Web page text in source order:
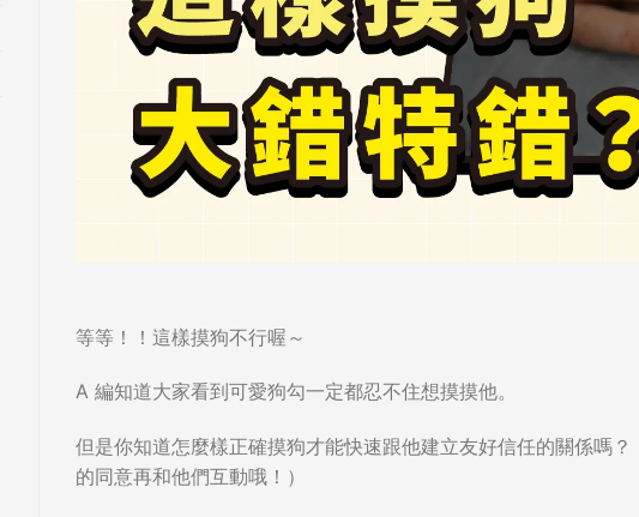
等等！！這樣摸狗不行喔～
A 編知道大家看到可愛狗勾一定都忍不住想摸摸他。
但是你知道怎麼樣正確摸狗才能快速跟他建立友好信任的關係嗎
的同意再和他們互動哦！）